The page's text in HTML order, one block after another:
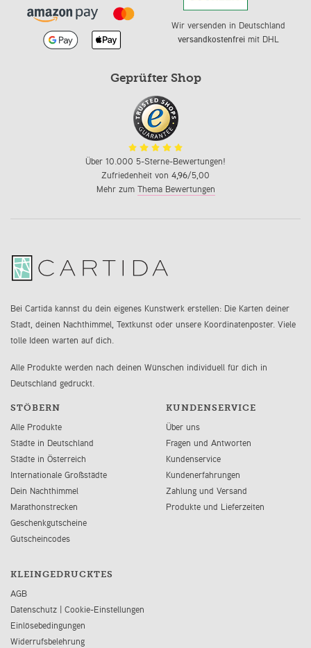
Wir versenden in Deutschland
versandkostenfreimit DHL
Geprüfter Shop
Über 10.000 5-Sterne-Bewertungen!
Zufriedenheit von 4,96/5,00
Mehr zum Thema Bewertungen
Bei Cartida kannst du dein eigenes Kunstwerk erstellen: Die Karten deiner
Stadt, deinen Nachthimmel, Textkunst oder unsere Koordinatenposter. Viele
tolle Ideen warten auf dich.
Alle Produkte werden nach deinen Wünschen individuell für dich in
Deutschland gedruckt.
STÖBERN
Alle Produkte
Städte in Deutschland
Städte in Österreich
Internationale Großstädte
Dein Nachthimmel
Marathonstrecken
Geschenkgutscheine
Gutscheincodes
KUNDENSERVICE
Über uns
Fragen und Antworten
Kundenservice
Kundenerfahrungen
Zahlung und Versand
Produkte und Lieferzeiten
KLEINGEDRUCKTES
AGB
Datenschutz | Cookie-Einstellungen
Einlösebedingungen
Widerrufsbelehrung